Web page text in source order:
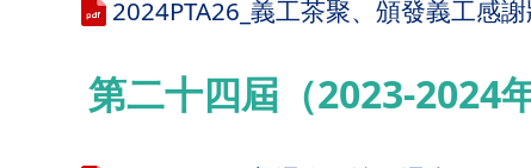
2024PTA26_義工茶聚、頒發義工感
第二十四屆（2023-2024年